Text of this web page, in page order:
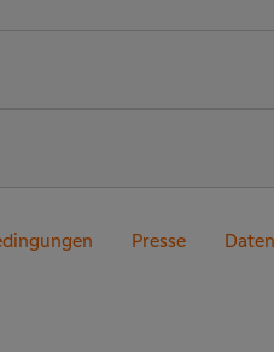
Presse